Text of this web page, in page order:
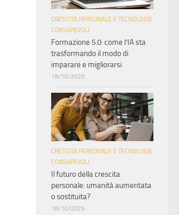
CRESCITA PERSONALE E TECNOLOGIE
CONSAPEVOLI
Formazione 5.0: come l’IA sta
trasformando il modo di
imparare e migliorarsi
18/10/2025
CRESCITA PERSONALE E TECNOLOGIE
CONSAPEVOLI
Il futuro della crescita
personale: umanità aumentata
o sostituita?
18/10/2025